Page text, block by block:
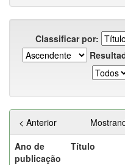
Classificar por:
< Anterior
Ano de
publicação
Título